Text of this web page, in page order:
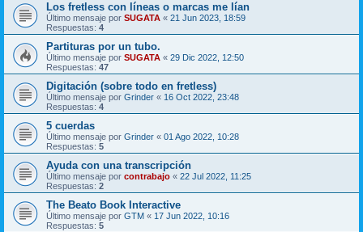
Los fretless con líneas o marcas me lían
Último mensaje por SUGATA « 21 Jun 2023, 18:59
Respuestas: 4
Partituras por un tubo.
Último mensaje por SUGATA « 29 Dic 2022, 12:50
Respuestas: 47
Digitación (sobre todo en fretless)
Último mensaje por Grinder « 16 Oct 2022, 23:48
Respuestas: 4
5 cuerdas
Último mensaje por Grinder « 01 Ago 2022, 10:28
Respuestas: 5
Ayuda con una transcripción
Último mensaje por contrabajo « 22 Jul 2022, 11:25
Respuestas: 2
The Beato Book Interactive
Último mensaje por GTM « 17 Jun 2022, 10:16
Respuestas: 5